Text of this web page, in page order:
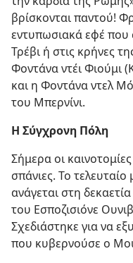
βρίσκονται παντού!
εντυπωσιακά εφέ που
Τρέβι ή στις κρήνες
Φοντάνα ντέι
και η Φοντάνα ντελ
του Μπερνίνι.
Η Σύγχρονη Πόλη
Σήμερα οι
σπάνιες. Το
ανάγεται στη
του Εσποζισιόνε
Σχεδιάστηκε για να
που κυβερνούσε ο